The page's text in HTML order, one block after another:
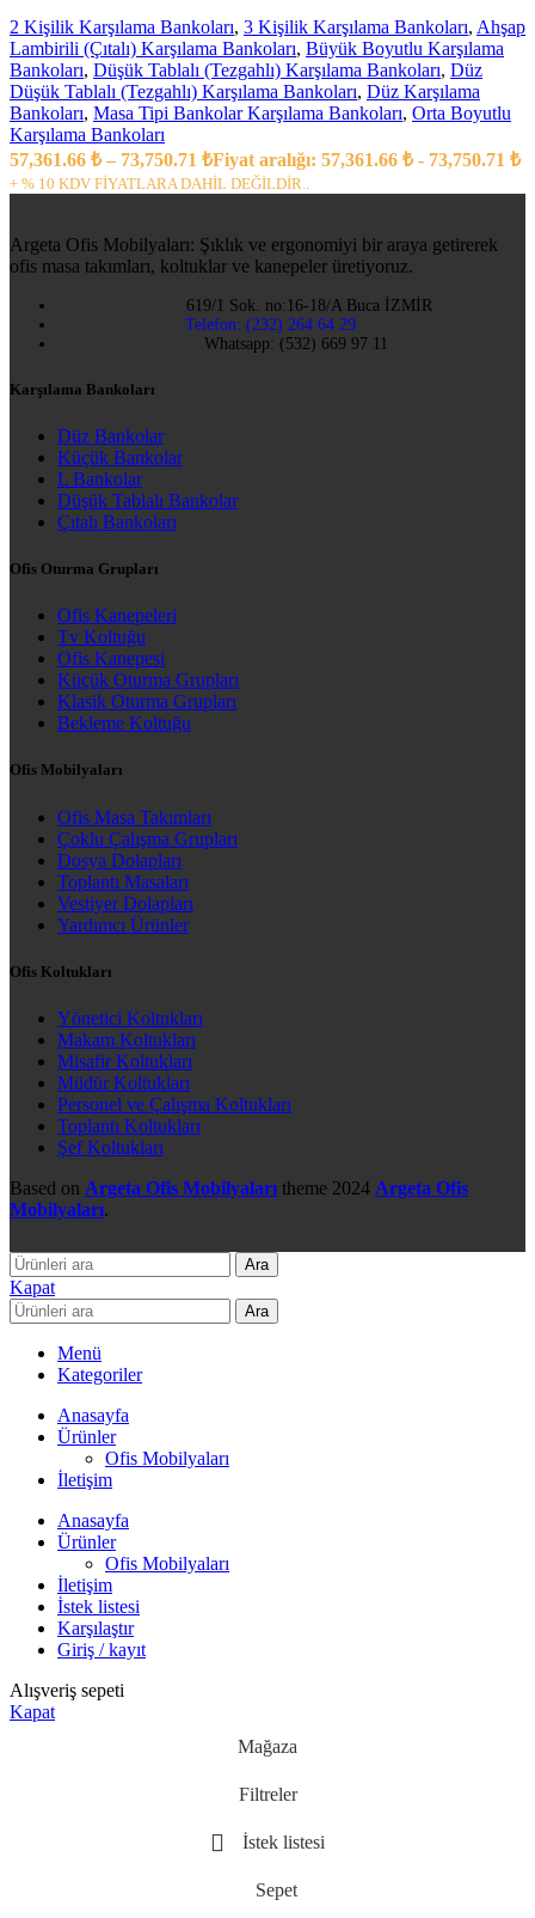
2 Kişilik Karşılama Bankoları, 3 Kişilik Karşılama Bankoları, Ahşap
Lambirili (Çıtalı) Karşılama Bankoları, Büyük Boyutlu Karşılama
Bankoları, Düşük Tablalı (Tezgahlı) Karşılama Bankoları, Düz
Düşük Tablalı (Tezgahlı) Karşılama Bankoları, Düz Karşılama
Bankoları, Masa Tipi Bankolar Karşılama Bankoları, Orta Boyutlu
Karşılama Bankoları
57,361.66 ₺ – 73,750.71 ₺Fiyat aralığı: 57,361.66 ₺ - 73,750.71 ₺
+ % 10 KDV FİYATLARA DAHİL DEĞİLDİR..
Argeta Ofis Mobilyaları: Şıklık ve ergonomiyi bir araya getirerek
ofis masa takımları, koltuklar ve kanepeler üretiyoruz.
619/1 Sok. no:16-18/A Buca İZMİR
Telefon: (232) 264 64 29
Whatsapp: (532) 669 97 11
Karşılama Bankoları
Düz Bankolar
Küçük Bankolar
L Bankolar
Düşük Tablalı Bankolar
Çıtalı Bankoları
Ofis Oturma Grupları
Ofis Kanepeleri
Tv Koltuğu
Ofis Kanepesi
Küçük Oturma Grupları
Klasik Oturma Grupları
Bekleme Koltuğu
Ofis Mobilyaları
Ofis Masa Takımları
Çoklu Çalışma Grupları
Dosya Dolapları
Toplantı Masaları
Vestiyer Dolapları
Yardımcı Ürünler
Ofis Koltukları
Yönetici Koltukları
Makam Koltukları
Misafir Koltukları
Müdür Koltukları
Personel ve Çalışma Koltukları
Toplantı Koltukları
Şef Koltukları
Based on Argeta Ofis Mobilyaları theme 2024 Argeta Ofis
Mobilyaları.
Ara
Kapat
Ara
Menü
Kategoriler
Anasayfa
Ürünler
Ofis Mobilyaları
İletişim
Anasayfa
Ürünler
Ofis Mobilyaları
İletişim
İstek listesi
Karşılaştır
Giriş / kayıt
Alışveriş sepeti
Kapat
Mağaza
Filtreler
İstek listesi
Sepet